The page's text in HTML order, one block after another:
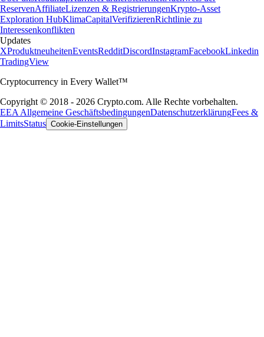
ReservenAffiliateLizenzen & RegistrierungenKrypto-Asset
Exploration HubKlimaCapitalVerifizierenRichtlinie zu
Interessenkonflikten
Updates
XProduktneuheitenEventsRedditDiscordInstagramFacebookLinkedin
TradingView
Cryptocurrency in Every Wallet™
Copyright © 2018 - 2026 Crypto.com. Alle Rechte vorbehalten.
EEA Allgemeine GeschäftsbedingungenDatenschutzerklärungFees &
LimitsStatus Cookie-Einstellungen